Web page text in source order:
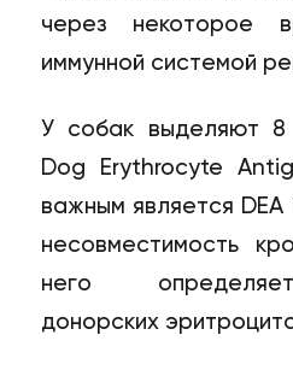
через некоторое
иммунной системой
У собак выделяют 8
Dog Erythrocyte
важным является
несовместимость
него
донорских